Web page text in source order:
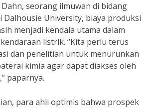
seorang ilmuwan di bidang
University, biaya produksi
menjadi kendala utama dalam
listrik. “Kita perlu terus
dan penelitian untuk menurunkan
kimia agar dapat diakses oleh
paparnya.
para ahli optimis bahwa prospek